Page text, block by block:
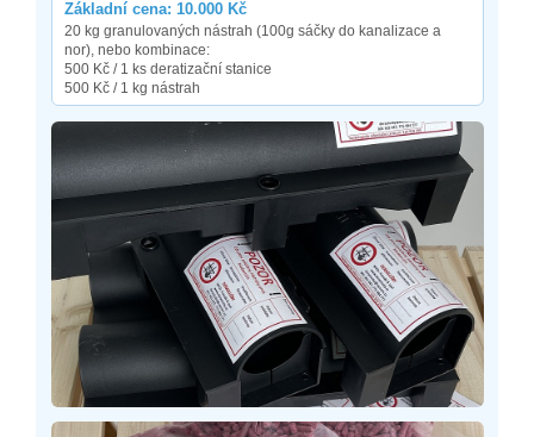
Základní cena: 10.000 Kč
20 kg granulovaných nástrah (100g sáčky do kanalizace a
nor), nebo kombinace:
500 Kč / 1 ks deratizační stanice
500 Kč / 1 kg nástrah